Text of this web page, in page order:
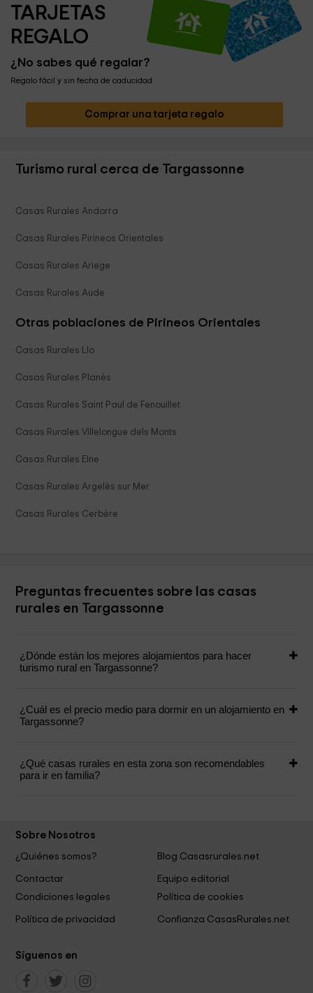
TARJETAS
REGALO
¿No sabes qué regalar?
Regalo fácil y sin fecha de caducidad
Comprar una tarjeta regalo
Turismo rural cerca de Targassonne
Casas Rurales Andorra
Casas Rurales Pirineos Orientales
Casas Rurales Ariege
Casas Rurales Aude
Otras poblaciones de Pirineos Orientales
Casas Rurales Llo
Casas Rurales Planès
Casas Rurales Saint Paul de Fenouillet
Casas Rurales Villelongue dels Monts
Casas Rurales Elne
Casas Rurales Argelès sur Mer
Casas Rurales Cerbère
Preguntas frecuentes sobre las casas
rurales en Targassonne
¿Dónde están los mejores alojamientos para hacer
turismo rural en Targassonne?
¿Cuál es el precio medio para dormir en un alojamiento en
Targassonne?
¿Qué casas rurales en esta zona son recomendables
para ir en familia?
Sobre Nosotros
¿Quiénes somos?
Blog Casasrurales.net
Contactar
Equipo editorial
Condiciones legales
Política de cookies
Política de privacidad Confianza CasasRurales.net
Síguenos en